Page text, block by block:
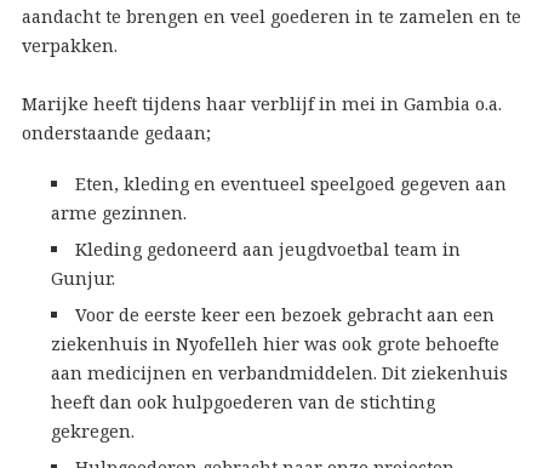
aandacht te brengen en veel goederen in te zamelen en te
verpakken.
Marijke heeft tijdens haar verblijf in mei in Gambia o.a.
onderstaande gedaan;
Eten, kleding en eventueel speelgoed gegeven aan
arme gezinnen.
Kleding gedoneerd aan jeugdvoetbal team in
Gunjur.
Voor de eerste keer een bezoek gebracht aan een
ziekenhuis in Nyofelleh hier was ook grote behoefte
aan medicijnen en verbandmiddelen. Dit ziekenhuis
heeft dan ook hulpgoederen van de stichting
gekregen.